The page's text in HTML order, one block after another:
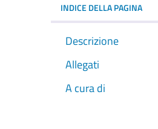
INDICE DELLA PAGINA
Descrizione
Allegati
A cura di